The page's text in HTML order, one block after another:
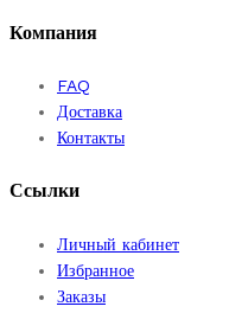
Компания
FAQ
Доставка
Контакты
Ссылки
Личный кабинет
Избранное
Заказы